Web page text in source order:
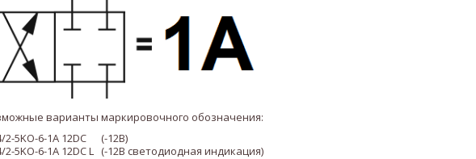
варианты маркировочного обозначения:
2-5KO-6-1A 12DC (-12В)
/2-5KO-6-1A 12DC L (-12В светодиодная индикация)